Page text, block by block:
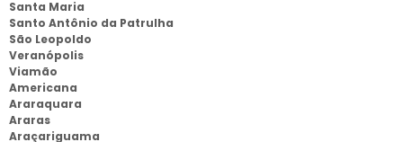
Santa Maria
Santo Antônio da Patrulha
São Leopoldo
Veranópolis
Viamão
Americana
Araraquara
Araras
Araçariguama